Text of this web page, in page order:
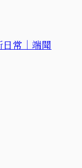
日常｜端聞